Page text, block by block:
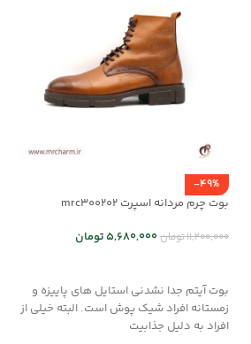
-49%
بوت چرم مردانه اسپرت mrc300202
11,200,000تومان5,680,000تومان
بوت آیتم جدا نشدنی استایل های پاییزه و
زمستانه افراد شیک پوش است. البته خیلی از
افراد به دلیل جذابیت